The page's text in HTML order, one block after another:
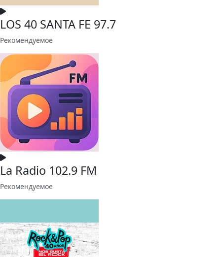
LOS 40 SANTA FE 97.7
Рекомендуемое
La Radio 102.9 FM
Рекомендуемое